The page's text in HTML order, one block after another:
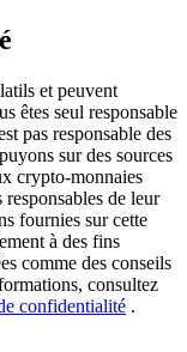
et peuvent
êtes seul responsable
pas responsable des
sur des sources
crypto-monnaies
responsables de leur
fournies sur cette
à des fins
comme des conseils
consultez
confidentialité .